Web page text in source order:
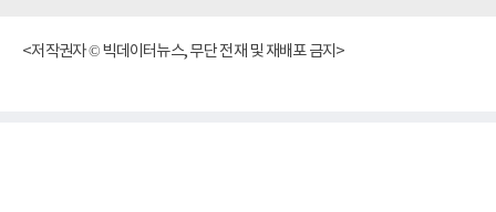
<저작권자 © 빅데이터뉴스, 무단 전재 및 재배포 금지>